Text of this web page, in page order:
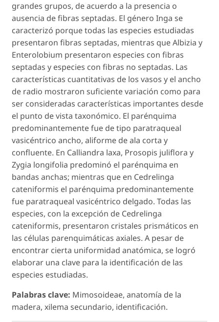
grandes grupos, de acuerdo a la presencia o
ausencia de fibras septadas. El género Inga se
caracterizó porque todas las especies estudiadas
presentaron fibras septadas, mientras queAlbizia y
Enterolobium presentaron especies con fibras
septadas y especies con fibras no septadas. Las
características cuantitativas de los vasos y el ancho
de radio mostraron suficiente variación como para
ser consideradas características importantes desde
el punto de vista taxonómico. El parénquima
predominantemente fue de tipo paratraqueal
vasicéntrico ancho, aliforme de ala corta y
confluente. En Calliandra laxa, Prosopis juliflora y
Zygia longifolia predominó el parénquima en
bandas anchas; mientras que en Cedrelinga
cateniformis el parénquima predominantemente
fue paratraqueal vasicéntrico delgado. Todas las
especies, con la excepción de Cedrelinga
cateniformis, presentaron cristales prismáticos en
las células parenquimáticas axiales. A pesar de
encontrar cierta uniformidad anatómica, se logró
elaborar una clave para la identificación de las
especies estudiadas.
Palabras clave: Mimosoideae, anatomía de la
madera, xilema secundario, identificación.